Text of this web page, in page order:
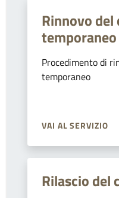
Rinnovo
temporaneo
Procedimento di
temporaneo
VAI AL SERVIZIO
Rilascio del